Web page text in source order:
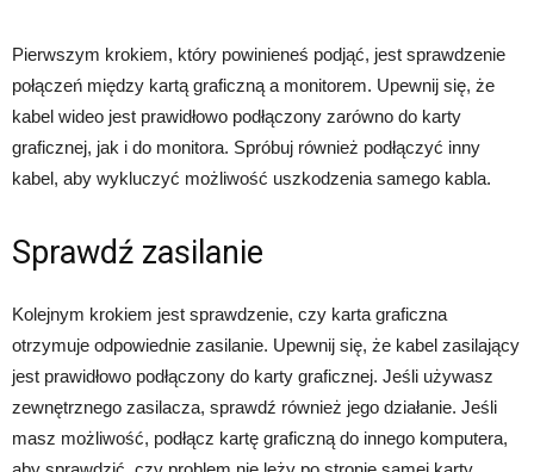
Pierwszym krokiem, który powinieneś podjąć, jest sprawdzenie
połączeń między kartą graficzną a monitorem. Upewnij się, że
kabel wideo jest prawidłowo podłączony zarówno do karty
graficznej, jak i do monitora. Spróbuj również podłączyć inny
kabel, aby wykluczyć możliwość uszkodzenia samego kabla.
Sprawdź zasilanie
Kolejnym krokiem jest sprawdzenie, czy karta graficzna
otrzymuje odpowiednie zasilanie. Upewnij się, że kabel zasilający
jest prawidłowo podłączony do karty graficznej. Jeśli używasz
zewnętrznego zasilacza, sprawdź również jego działanie. Jeśli
masz możliwość, podłącz kartę graficzną do innego komputera,